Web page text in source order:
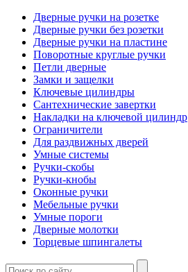
Дверные ручки на розетке
Дверные ручки без розетки
Дверные ручки на пластине
Поворотные круглые ручки
Петли дверные
Замки и защелки
Ключевые цилиндры
Сантехнические завертки
Накладки на ключевой цилиндр
Ограничители
Для раздвижных дверей
Умные системы
Ручки-скобы
Ручки-кнобы
Оконные ручки
Мебельные ручки
Умные пороги
Дверные молотки
Торцевые шпингалеты